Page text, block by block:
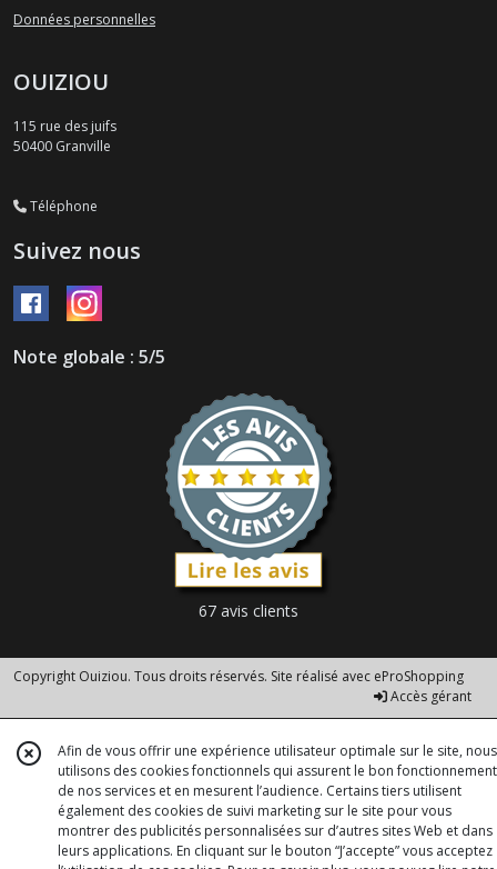
Données personnelles
OUIZIOU
115 rue des juifs
50400 Granville
Téléphone
Suivez nous
Note globale : 5/5
67 avis clients
Copyright Ouiziou. Tous droits réservés. Site réalisé avec eProShopping
Accès gérant
Afin de vous offrir une expérience utilisateur optimale sur le site, nous
utilisons des cookies fonctionnels qui assurent le bon fonctionnement
de nos services et en mesurent l’audience. Certains tiers utilisent
également des cookies de suivi marketing sur le site pour vous
montrer des publicités personnalisées sur d’autres sites Web et dans
leurs applications. En cliquant sur le bouton “J’accepte” vous acceptez